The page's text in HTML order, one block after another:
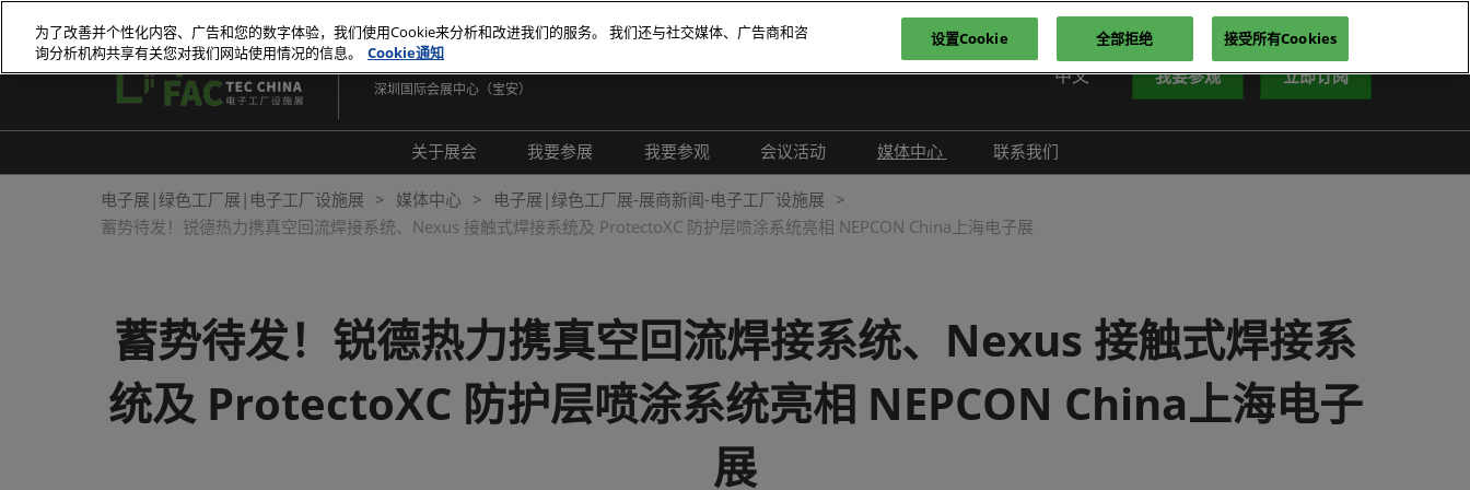
接
跳
容
2026年10月27-29日
深圳国际会展中心（宝安）
中文
English
Tiếng Việt
Pусский язык
我要参观 立即订阅
关于展会
展会介绍
展品范围
我要参展
参展申请
为何参展
励展通
我要参观
参观登记
为何参观
观众增值服务
智慧会刊
展商名录
展品名录
会议活动
现场活动
创新拆解区
国际交流活动
媒体中心
展商新闻
合作协会
联系我们
电子展|绿色工厂展|电子工厂设施展 媒体中心
电子展|绿色工厂展-展商新闻-电子工厂设施展
蓄势待发！锐德热力携真空回流焊接系统、Nexus 接触式焊接系统及 ProtectoXC 防护层喷涂系统亮相 NEPCON China上海电子展
蓄势待发！锐德热力携真空回流焊接系统、Nexus 接触式焊接系
统及 ProtectoXC 防护层喷涂系统亮相 NEPCON China上海电子
展
为了改善并个性化内容、广告和您的数字体验，我们使用Cookie来分析和改进我们的服务。 我们还与社交媒体、广告商和咨
询分析机构共享有关您对我们网站使用情况的信息。
Cookie通知
设置Cookie 全部拒绝 接受所有Cookies